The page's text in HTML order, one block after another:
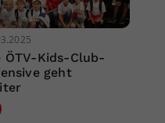
ÖTV-Kids-Club-
geht